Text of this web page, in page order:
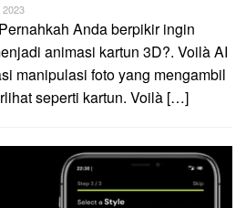
Anda berpikir ingin
animasi kartun 3D?. Voilà AI
manipulasi foto yang mengambil
seperti kartun. Voilà […]